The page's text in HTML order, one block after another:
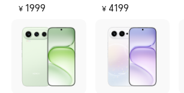
￥ 1999 ￥ 4199